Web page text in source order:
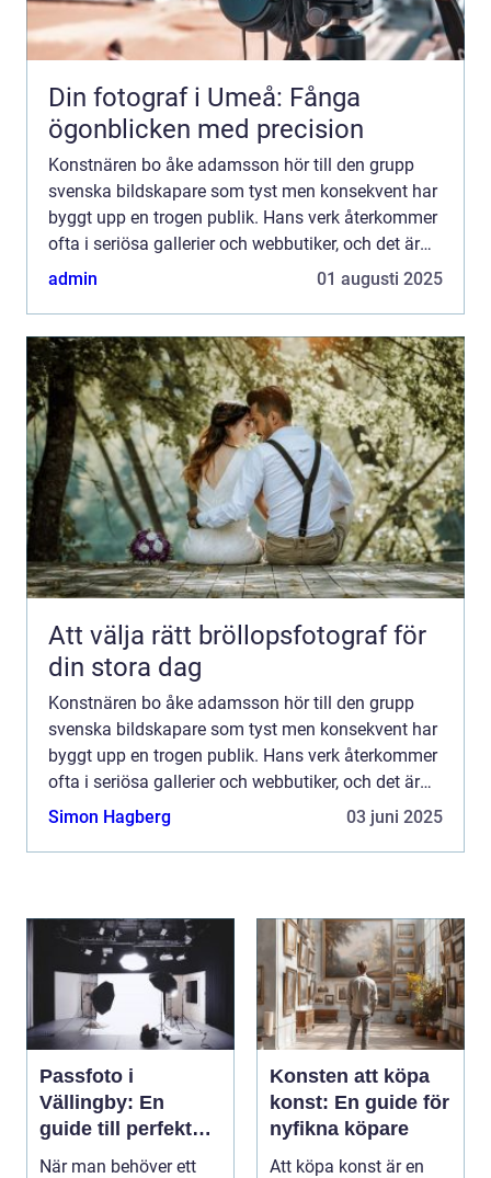
Din fotograf i Umeå: Fånga
ögonblicken med precision
Konstnären bo åke adamsson hör till den grupp
svenska bildskapare som tyst men konsekvent har
byggt upp en trogen publik. Hans verk återkommer
ofta i seriösa gallerier och webbutiker, och det är
ingen slump. Adamsson rör sig i gränslandet
admin 01 augusti 2025
Att välja rätt bröllopsfotograf för
din stora dag
Konstnären bo åke adamsson hör till den grupp
svenska bildskapare som tyst men konsekvent har
byggt upp en trogen publik. Hans verk återkommer
ofta i seriösa gallerier och webbutiker, och det är
ingen slump. Adamsson rör sig i gränslandet
Simon Hagberg 03 juni 2025
Passfoto i
Vällingby: En
guide till perfekta
bilder
När man behöver ett
Konsten att köpa
konst: En guide för
nyfikna köpare
Att köpa konst är en